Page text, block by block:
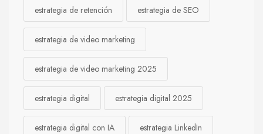
estrategia de retención estrategia de SEO
estrategia de video marketing
estrategia de video marketing 2025
estrategia digital estrategia digital 2025
estrategia digital con IA estrategia LinkedIn